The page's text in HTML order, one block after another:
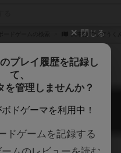
大車輪てつぼうくん
大車輪てつぼうくん
Daisharin Tetsubou Kun
閉じる
プレイ履歴を記録し
て、
を管理しませんか？
ボドゲーマを利用中！
ドゲームを記録する